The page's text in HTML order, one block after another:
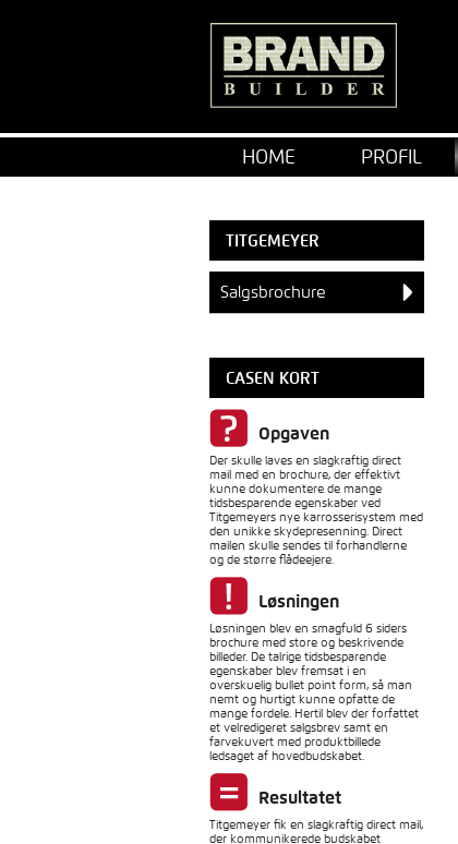
HOME PROFIL
TITGEMEYER
Salgsbrochure
CASEN KORT
Opgaven
Der skulle laves en slagkraftig direct
mail med en brochure, der effektivt
kunne dokumentere de mange
tidsbesparende egenskaber ved
Titgemeyers nye karrosserisystem med
den unikke skydepresenning. Direct
mailen skulle sendes til forhandlerne
og de større flådeejere.
Løsningen
Løsningen blev en smagfuld 6 siders
brochure med store og beskrivende
billeder. De talrige tidsbesparende
egenskaber blev fremsat i en
overskuelig bullet point form, så man
nemt og hurtigt kunne opfatte de
mange fordele. Hertil blev der forfattet
et velredigeret salgsbrev samt en
farvekuvert med produktbillede
ledsaget af hovedbudskabet.
Resultatet
Titgemeyer fik en slagkraftig direct mail,
der kommunikerede budskabet